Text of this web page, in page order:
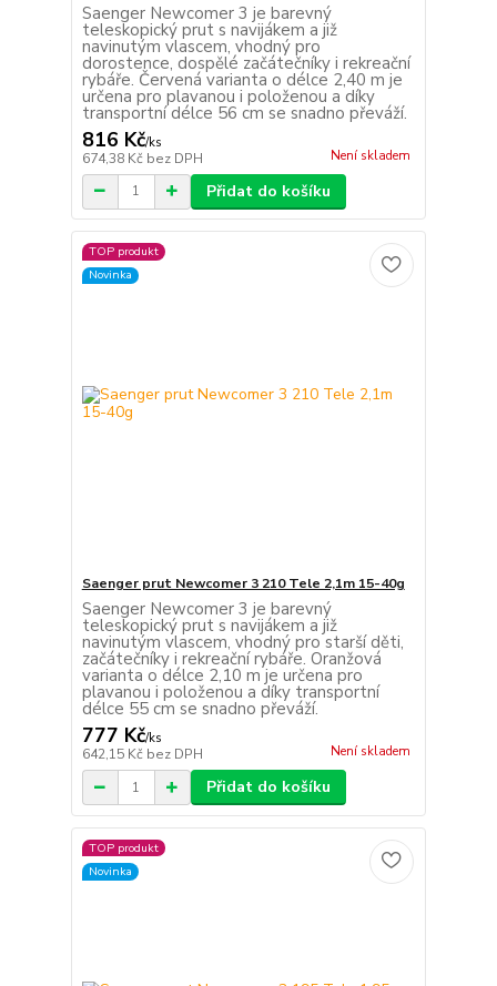
Saenger Newcomer 3 je barevný
teleskopický prut s navijákem a již
navinutým vlascem, vhodný pro
dorostence, dospělé začátečníky i rekreační
rybáře. Červená varianta o délce 2,40 m je
určena pro plavanou i položenou a díky
transportní délce 56 cm se snadno převáží.
816 Kč/ks
674,38 Kč bez DPH Není skladem
Přidat do košíku
TOP produkt
Novinka
Saenger prut Newcomer 3 210 Tele 2,1m 15-40g
Saenger Newcomer 3 je barevný
teleskopický prut s navijákem a již
navinutým vlascem, vhodný pro starší děti,
začátečníky i rekreační rybáře. Oranžová
varianta o délce 2,10 m je určena pro
plavanou i položenou a díky transportní
délce 55 cm se snadno převáží.
777 Kč/ks
642,15 Kč bez DPH Není skladem
Přidat do košíku
TOP produkt
Novinka